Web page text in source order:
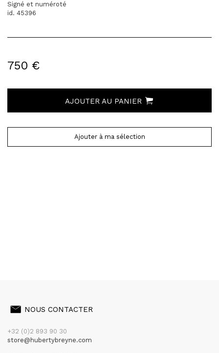
Signé et numéroté
id. 45396
750 €
AJOUTER AU PANIER
Ajouter à ma sélection
NOUS CONTACTER
+32 (0)2 893 90 30
store@hubertybreyne.com